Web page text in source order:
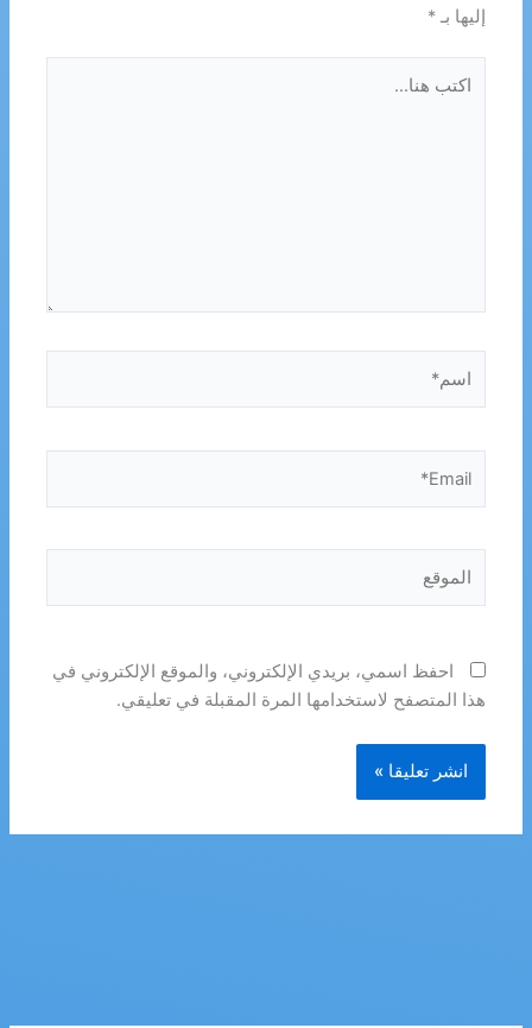
إليها بـ*
هنا...
احفظ اسمي، بريدي الإلكتروني، والموقع الإلكتروني في
هذا المتصفح لاستخدامها المرة المقبلة في تعليقي.